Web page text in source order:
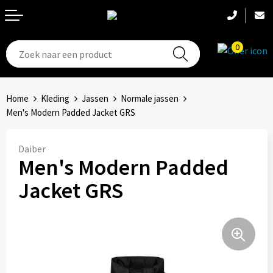
0
T-Shirts
Broeken en shorts
Schoenen
Badtextiel
Hoeden
Hoofdbanden
Sets
Bandanas
Aanstekers
Anti-stress
Elektronica, Gadgets en USB
Feestartikelen
Home Kleding Jassen
Normale jassen
Men's Modern Padded Jacket GRS
Daiber
Men's Modern Padded
Jacket GRS